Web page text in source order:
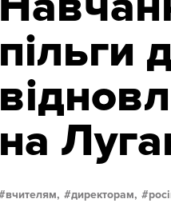
пільги
на
вчителям, директорам,